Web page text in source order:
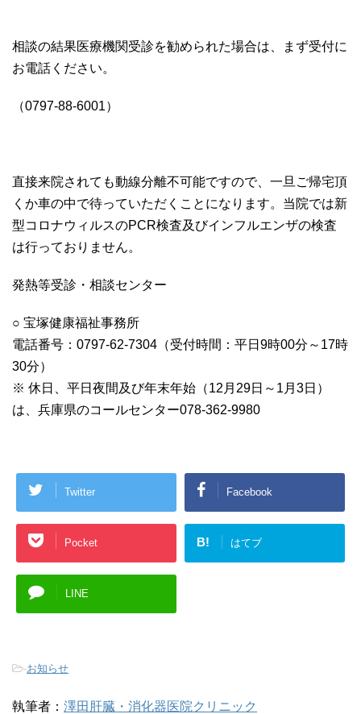
相談の結果医療機関受診を勧められた場合は、まず受付に
お電話ください。
（0797-88-6001）
直接来院されても動線分離不可能ですので、一旦ご帰宅頂
くか車の中で待っていただくことになります。当院では新
型コロナウィルスのPCR検査及びインフルエンザの検査
は行っておりません。
発熱等受診・相談センター
○ 宝塚健康福祉事務所
電話番号：0797-62-7304（受付時間：平日9時00分～17時
30分）
※ 休日、平日夜間及び年末年始（12月29日～1月3日）
は、兵庫県のコールセンター078-362-9980
Twitter Facebook
Pocket B! はてブ
LINE
-お知らせ
執筆者： 澤田肝臓・消化器医院クリニック